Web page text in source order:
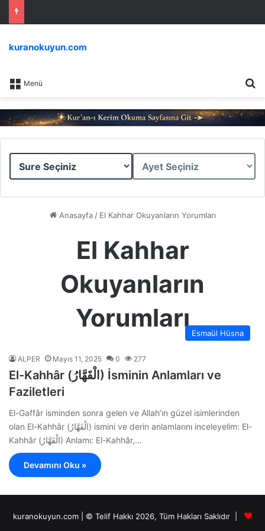
Menü
kuranokuyun.com
Sure
Ayet
Anasayfa / El Kahhar Okuyanların Yorumları
El Kahhar
Okuyanların
Yorumları
Esmaül Hüsna
ALPER Mayıs 11, 2025 0 277
El-Kahhâr (الْقَهَّارُ) İsminin Anlamları ve
Faziletleri
El-Gaffâr isminden sonra gelen ve Allah’ın güzel isimlerinden
olan El-Kahhâr (الْقَهَّارُ) ismini ve derin anlamlarını inceleyelim: El-
Kahhâr (الْقَهَّارُ) Anlamı: El-Kahhâr,…
Devamını Oku »
kuranokuyun.com | © Telif Hakkı 2026, Tüm Hakları Saklıdır |